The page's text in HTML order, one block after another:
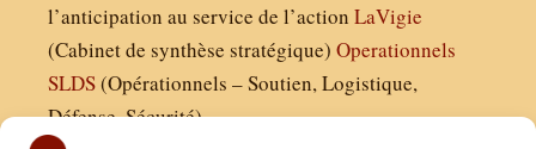
l’anticipation au service de l’action LaVigie
(Cabinet de synthèse stratégique) Operationnels
SLDS(Opérationnels – Soutien, Logistique,
Défense, Sécurité)